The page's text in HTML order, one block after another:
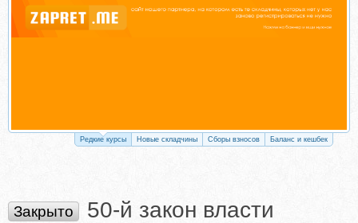
Редкие курсы Новые складчины Сборы взносов Баланс и кешбек
Закрыто
50-й закон власти